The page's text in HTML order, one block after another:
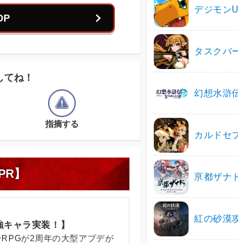
ね！
指摘する
】
ャラ実装！】
が2周年の大型アプデが
デジモン
タスクバ
幻想水滸
カルドセ
亰都ザナ
紅の砂漠